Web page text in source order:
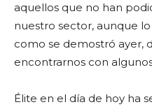
aquellos que no han
nuestro sector, aunque
como se demostró ayer,
encontrarnos con
Élite en el día de hoy ha